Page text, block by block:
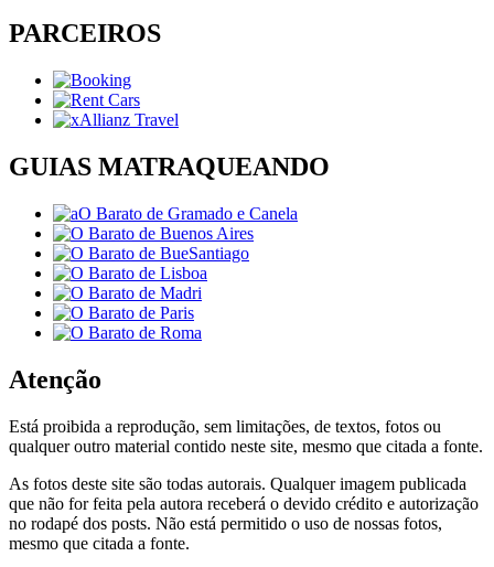
PARCEIROS
GUIAS MATRAQUEANDO
Atenção
Está proibida a reprodução, sem limitações, de textos, fotos ou
qualquer outro material contido neste site, mesmo que citada a fonte.
As fotos deste site são todas autorais. Qualquer imagem publicada
que não for feita pela autora receberá o devido crédito e autorização
no rodapé dos posts. Não está permitido o uso de nossas fotos,
mesmo que citada a fonte.